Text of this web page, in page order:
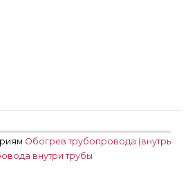
Обогрев трубопровода (внутрь
внутри трубы